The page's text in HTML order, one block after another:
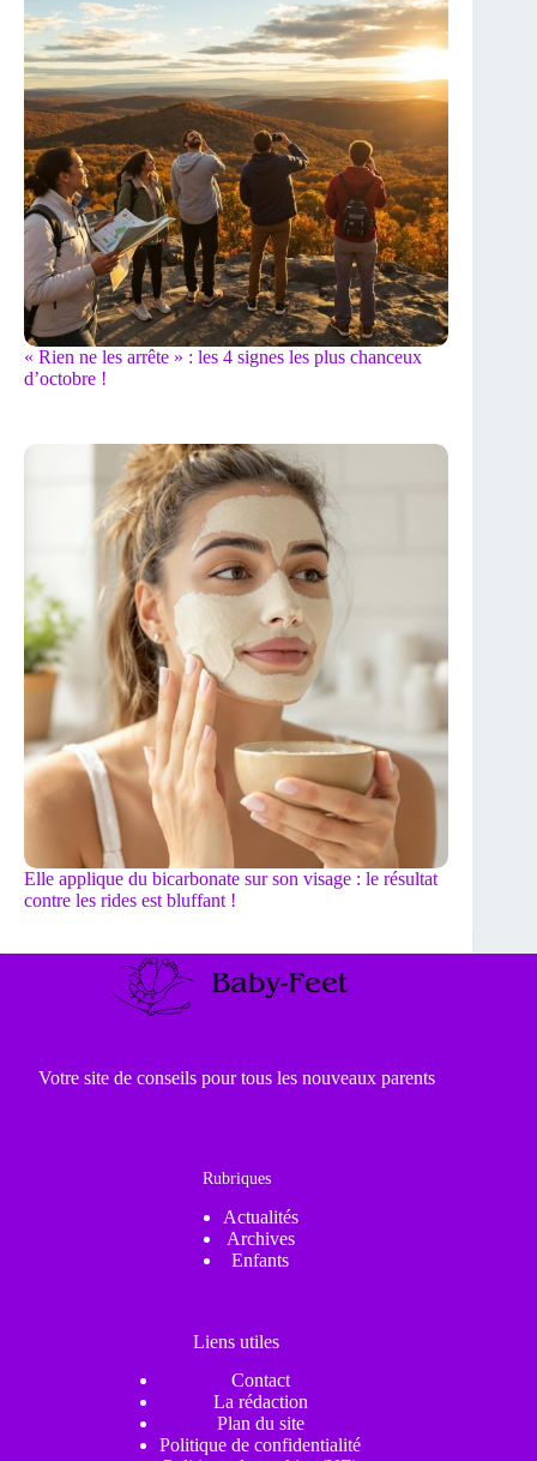
« Rien ne les arrête » : les 4 signes les plus chanceux
d’octobre !
Elle applique du bicarbonate sur son visage : le résultat
contre les rides est bluffant !
Votre site de conseils pour tous les nouveaux parents
Rubriques
Actualités
Archives
Enfants
Liens utiles
Contact
La rédaction
Plan du site
Politique de confidentialité